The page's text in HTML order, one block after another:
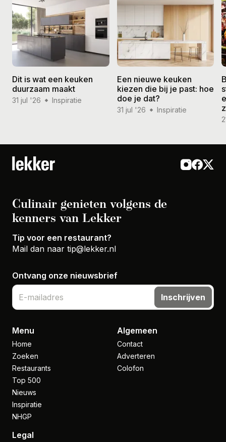
Dit is wat een keuken
duurzaam maakt
31 jul '26 Inspiratie
Een nieuwe keuken
kiezen die bij je past: hoe
doe je dat?
31 jul '26 Inspiratie
Culinair genieten volgens de
kenners van Lekker
Tip voor een restaurant?
Mail dan naar tip@lekker.nl
Ontvang onze nieuwsbrief
Inschrijven
Menu
Home
Zoeken
Restaurants
Top 500
Nieuws
Inspiratie
NHGP
Algemeen
Contact
Adverteren
Colofon
Legal